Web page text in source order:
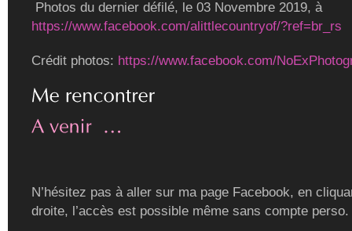
Photos du dernier défilé, le 03 Novembre 2019, à
https://www.facebook.com/alittlecountryof/?ref=br_rs
Crédit photos: https://www.facebook.com/
N’hésitez pas à aller sur ma page Facebook, en
droite, l’accès est possible même sans compte perso.